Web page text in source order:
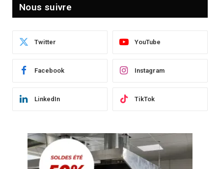
Nous suivre
Twitter YouTube
Facebook Instagram
LinkedIn TikTok